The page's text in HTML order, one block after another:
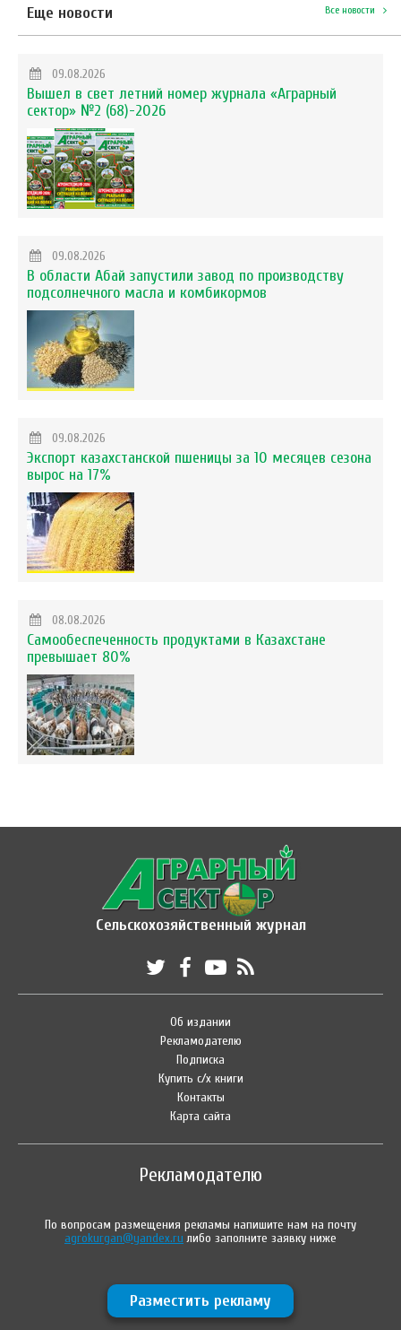
Еще новости Все новости
09.08.2026
Вышел в свет летний номер журнала «Аграрный
сектор» №2 (68)-2026
09.08.2026
В области Абай запустили завод по производству
подсолнечного масла и комбикормов
09.08.2026
Экспорт казахстанской пшеницы за 10 месяцев сезона
вырос на 17%
08.08.2026
Самообеспеченность продуктами в Казахстане
превышает 80%
Сельскохозяйственный журнал
Об издании
Рекламодателю
Подписка
Купить с/х книги
Контакты
Карта сайта
Рекламодателю
По вопросам размещения рекламы напишите нам на почту
agrokurgan@yandex.ru либо заполните заявку ниже
Разместить рекламу